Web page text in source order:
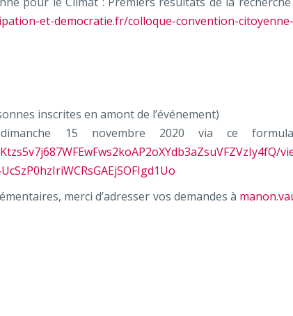
et-democratie.fr/colloque-convention-
inscrites en amont de l’événement)
15 novembre 2020 via ce
merci d’adresser vos demandes à